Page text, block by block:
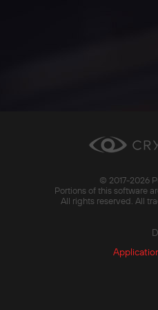
© 2017-2026
Portions of this software
All rights reserved. All